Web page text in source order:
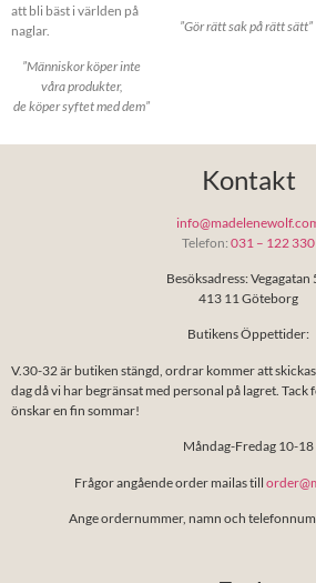
att bli bäst i världen på
naglar.
”Människor köper inte
våra produkter,
de köper syftet med dem”
”Gör rätt sak på rätt sätt”
Kontakt
Telefon: 031 – 122 330
Besöksadress: Vegagatan
413 11 Göteborg
Butikens Öppettider:
V.30-32 är butiken stängd, ordrar kommer att
dag då vi har begränsat med personal på lagret.
önskar en fin sommar!
Måndag-Fredag 10-18
Frågor angående order mailas till
Ange ordernummer, namn och